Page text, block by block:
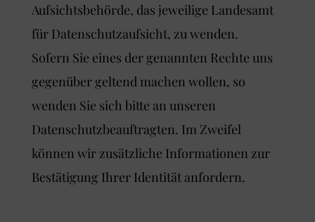
Aufsichtsbehörde, das jeweilige Landesamt
für Datenschutzaufsicht, zu wenden.
Sofern Sie eines der genannten Rechte uns
gegenüber geltend machen wollen, so
wenden Sie sich bitte an unseren
Datenschutzbeauftragten. Im Zweifel
können wir zusätzliche Informationen zur
Bestätigung Ihrer Identität anfordern.